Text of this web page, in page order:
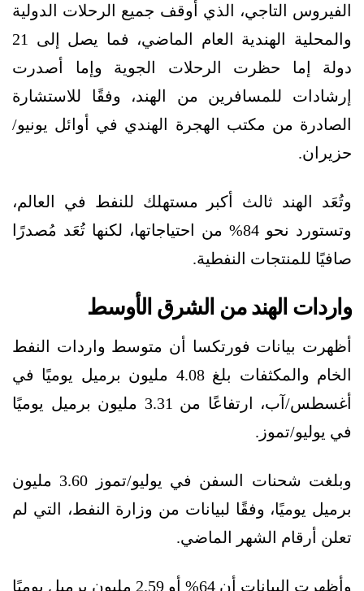
الفيروس التاجي، الذي أوقف جميع الرحلات الدولية
والمحلية الهندية العام الماضي، فما يصل إلى 21
دولة إما حظرت الرحلات الجوية وإما أصدرت
إرشادات للمسافرين من الهند، وفقًا للاستشارة
الصادرة من مكتب الهجرة الهندي في أوائل يونيو/
حزيران.
وتُعَد الهند ثالث أكبر مستهلك للنفط في العالم،
وتستورد نحو 84% من احتياجاتها، لكنها تُعَد مُصدرًا
صافيًا للمنتجات النفطية.
واردات الهند من الشرق الأوسط
أظهرت بيانات فورتكسا أن متوسط واردات النفط
الخام والمكثفات بلغ 4.08 مليون برميل يوميًا في
أغسطس/آب، ارتفاعًا من 3.31 مليون برميل يوميًا
في يوليو/تموز.
وبلغت شحنات السفن في يوليو/تموز 3.60 مليون
برميل يوميًا، وفقًا لبيانات من وزارة النفط، التي لم
تعلن أرقام الشهر الماضي.
وأظهرت البيانات أن 64% أو 2.59 مليون برميل يوميًا